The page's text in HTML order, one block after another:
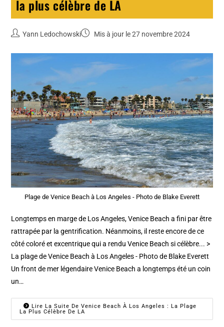
la plus célèbre de LA
Yann Ledochowski Mis à jour le 27 novembre 2024
Plage de Venice Beach à Los Angeles - Photo de Blake Everett
Longtemps en marge de Los Angeles, Venice Beach a fini par être
rattrapée par la gentrification. Néanmoins, il reste encore de ce
côté coloré et excentrique qui a rendu Venice Beach si célèbre... >
La plage de Venice Beach à Los Angeles - Photo de Blake Everett
Un front de mer légendaire Venice Beach a longtemps été un coin
un…
Lire La Suite De Venice Beach À Los Angeles : La Plage
La Plus Célèbre De LA